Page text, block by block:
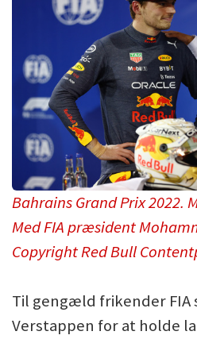
Bahrains Grand Prix 2022.
Med FIA præsident
Copyright Red Bull
Til gengæld frikender FIA
Verstappen for at holde